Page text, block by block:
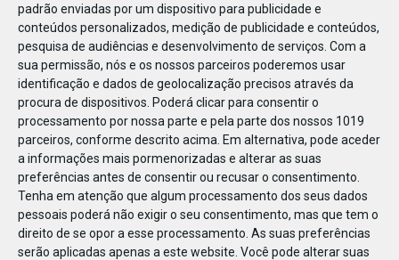
padrão enviadas por um dispositivo para publicidade e
conteúdos personalizados, medição de publicidade e conteúdos,
pesquisa de audiências e desenvolvimento de serviços. Com a
sua permissão, nós e os nossos parceiros poderemos usar
identificação e dados de geolocalização precisos através da
procura de dispositivos. Poderá clicar para consentir o
processamento por nossa parte e pela parte dos nossos 1019
parceiros, conforme descrito acima. Em alternativa, pode aceder
a informações mais pormenorizadas e alterar as suas
preferências antes de consentir ou recusar o consentimento.
Tenha em atenção que algum processamento dos seus dados
pessoais poderá não exigir o seu consentimento, mas que tem o
direito de se opor a esse processamento. As suas preferências
serão aplicadas apenas a este website. Você pode alterar suas
110812308023328